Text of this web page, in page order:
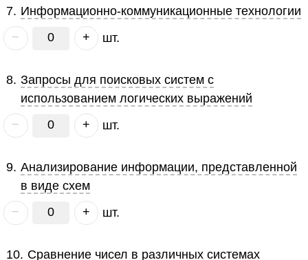
− + шт.
7. Информационно-коммуникационные технологии
− + шт.
8. Запросы для поисковых систем с
использованием логических выражений
− + шт.
9. Анализирование информации, представленной
в виде схем
10. Сравнение чисел в различных системах